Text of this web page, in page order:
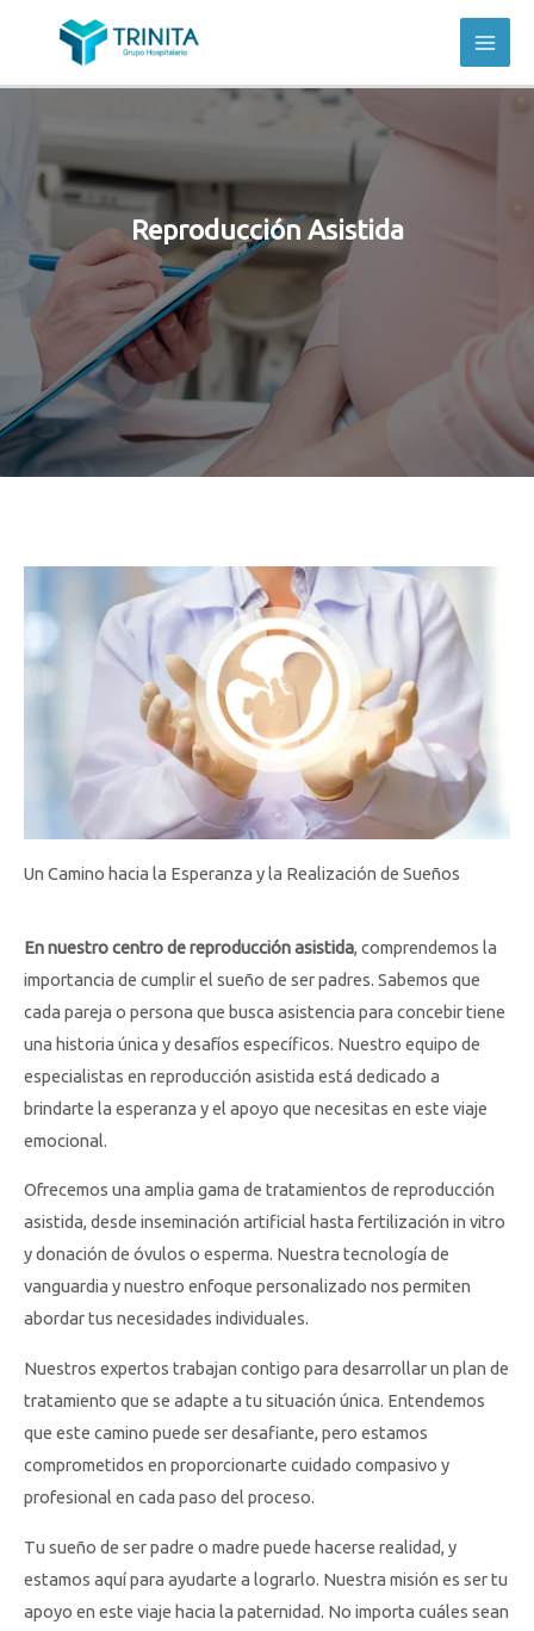
Reproducción Asistida
Un Camino hacia la Esperanza y la Realización de Sueños
En nuestro centro de reproducción asistida, comprendemos la
importancia de cumplir el sueño de ser padres. Sabemos que
cada pareja o persona que busca asistencia para concebir tiene
una historia única y desafíos específicos. Nuestro equipo de
especialistas en reproducción asistida está dedicado a
brindarte la esperanza y el apoyo que necesitas en este viaje
emocional.
Ofrecemos una amplia gama de tratamientos de reproducción
asistida, desde inseminación artificial hasta fertilización in vitro
y donación de óvulos o esperma. Nuestra tecnología de
vanguardia y nuestro enfoque personalizado nos permiten
abordar tus necesidades individuales.
Nuestros expertos trabajan contigo para desarrollar un plan de
tratamiento que se adapte a tu situación única. Entendemos
que este camino puede ser desafiante, pero estamos
comprometidos en proporcionarte cuidado compasivo y
profesional en cada paso del proceso.
Tu sueño de ser padre o madre puede hacerse realidad, y
estamos aquí para ayudarte a lograrlo. Nuestra misión es ser tu
apoyo en este viaje hacia la paternidad. No importa cuáles sean